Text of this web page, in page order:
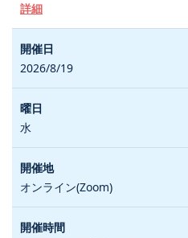
詳細
2026/8/19
水
オンライン(Zoom)